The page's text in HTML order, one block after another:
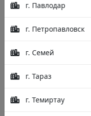
г. Павлодар
г. Петропавловск
г. Семей
г. Тараз
г. Темиртау
Описание
Коллекция: Maxell